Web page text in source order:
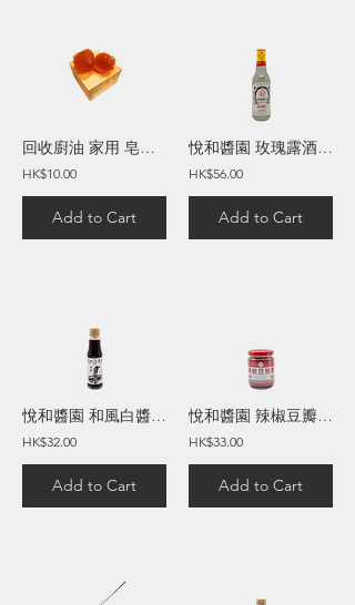
回收廚油 家用 皂膏 (50克)
HK$10.00
Add to Cart
悅和醬園 玫瑰露酒 (280毫升)
HK$56.00
Add to Cart
悅和醬園 和風白醬油 (150毫升)
HK$32.00
Add to Cart
悅和醬園 辣椒豆瓣醬 (210毫升)
HK$33.00
Add to Cart